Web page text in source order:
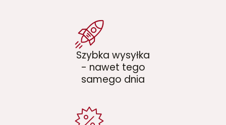
Szybka wysyłka
- nawet tego
samego dnia